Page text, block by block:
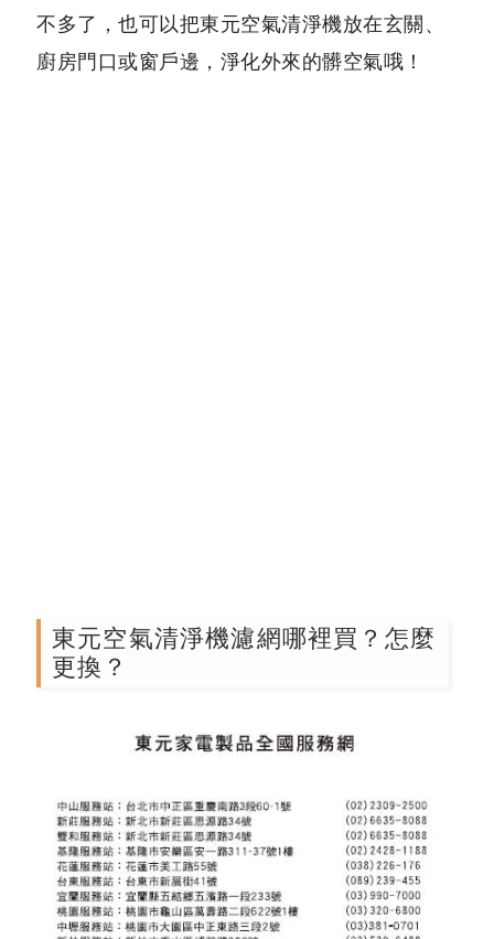
不多了，也可以把東元空氣清淨機放在玄關、
廚房門口或窗戶邊，淨化外來的髒空氣哦！
東元空氣清淨機濾網哪裡買？怎麼
更換？